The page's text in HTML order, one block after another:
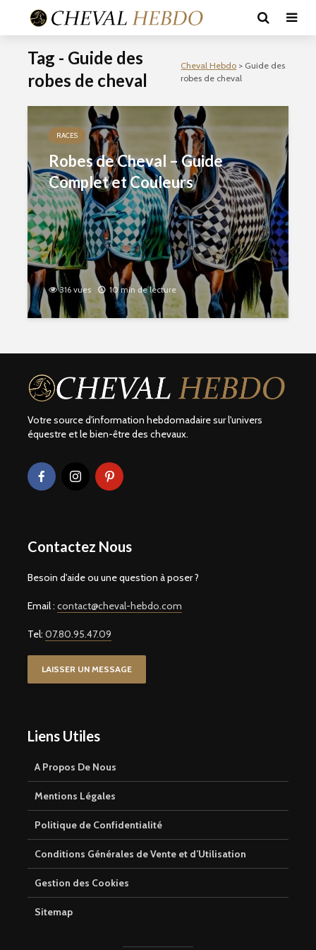
Tag - Guide des
robes de cheval
Cheval Hebdo > Guide des
robes de cheval
RACES
Robes de Cheval – Guide
Complet et Couleurs
316 vues 10 min de lecture
Votre source d'information hebdomadaire sur l'univers
équestre et le bien-être des chevaux.
Contactez Nous
Besoin d'aide ou une question à poser ?
Email : contact@cheval-hebdo.com
Tel: 07.80.95.47.09
LAISSER UN MESSAGE
Liens Utiles
A Propos De Nous
Mentions Légales
Politique de Confidentialité
Conditions Générales de Vente et d’Utilisation
Gestion des Cookies
Sitemap